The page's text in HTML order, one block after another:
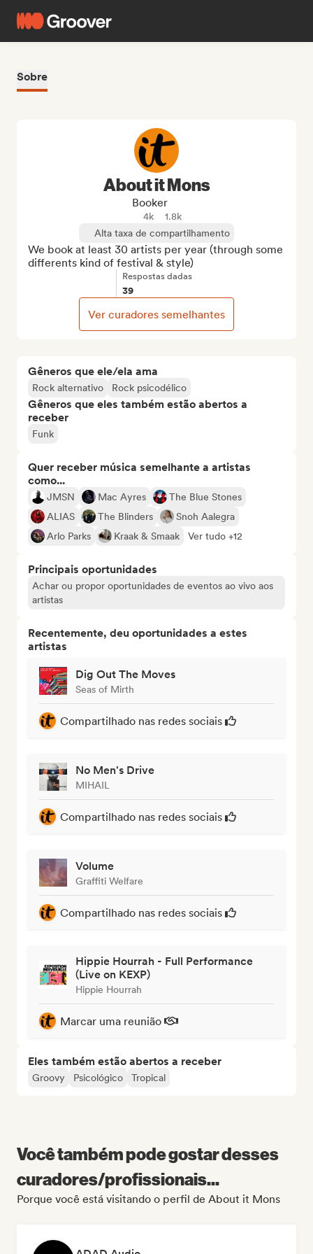
Sobre
Gêneros que ele/ela ama
Rock alternativo Rock psicodélico
Gêneros que eles também estão abertos a
receber
Funk
Quer receber música semelhante a artistas
como...
JMSN Mac Ayres
The Blue Stones
ALIAS
The Blinders
Snoh Aalegra
Arlo Parks
Kraak & Smaak Ver tudo +12
Principais oportunidades
Achar ou propor oportunidades de eventos ao vivo aos
artistas
Recentemente, deu oportunidades a estes
artistas
Dig Out The Moves
Seas of Mirth
Compartilhado nas redes sociais
No Men's Drive
MIHAIL
Compartilhado nas redes sociais
Volume
Graffiti Welfare
Compartilhado nas redes sociais
Hippie Hourrah - Full Performance
(Live on KEXP)
Hippie Hourrah
Marcar uma reunião
Eles também estão abertos a receber
Groovy Psicológico Tropical
About it Mons
Booker
4k
1.8k
Alta taxa de compartilhamento
We book at least 30 artists per year (through some
differents kind of festival & style)
Respostas dadas
39
Ver curadores semelhantes
Você também pode gostar desses
curadores/profissionais...
Porque você está visitando o perfil de About it Mons